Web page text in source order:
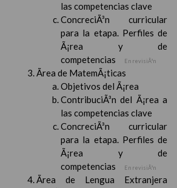
las competencias clave
ConcreciÃ³n curricular
para la etapa. Perfiles de
Ã¡rea y de
competencias
En revisiÃ³n
Ãrea de MatemÃ¡ticas
Objetivos del Ã¡rea
ContribuciÃ³n del Ã¡rea a
las competencias clave
ConcreciÃ³n curricular
para la etapa. Perfiles de
Ã¡rea y de
competencias
En revisiÃ³n
Ãrea de Lengua Extranjera